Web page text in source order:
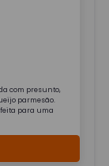
com presunto,
parmesão.
para uma